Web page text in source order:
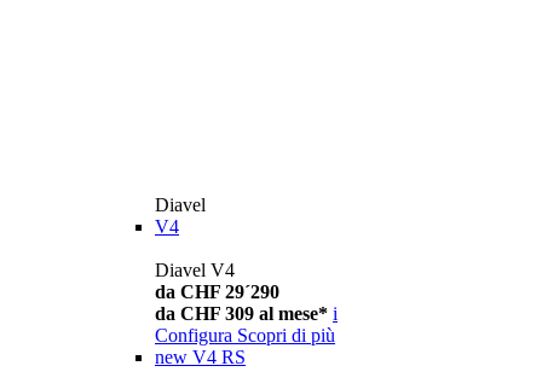
Diavel
V4
Diavel V4
da CHF 29´290
da CHF 309 al mese* i
Configura Scopri di più
new V4 RS